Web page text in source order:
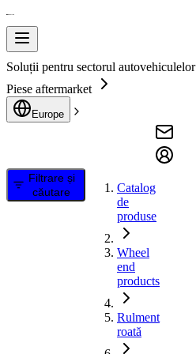
Soluții pentru sectorul autovehiculelor
Piese aftermarket
Europe
Filtrare și
căutare
Catalog
de
produse
Wheel
end
products
Rulment
roată